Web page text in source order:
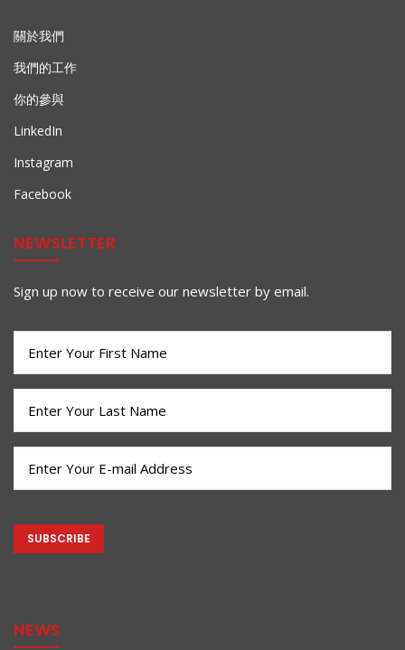
關於我們
我們的工作
你的參與
LinkedIn
Instagram
Facebook
NEWSLETTER
Sign up now to receive our newsletter by email.
(Required)
(Required)
NEWS